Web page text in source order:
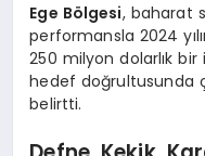
Ege Bölgesi, baharat
performansla 2024
250 milyon dolarlık
hedef doğrultusunda
belirtti.